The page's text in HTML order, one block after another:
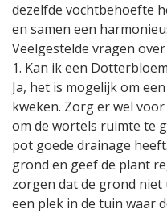
dezelfde vochtbehoefte
en samen een
Veelgestelde vragen
1. Kan ik een
Ja, het is mogelijk om
kweken. Zorg er wel
om de wortels ruimte te
pot goede drainage
grond en geef de plant
zorgen dat de grond
een plek in de tuin waar